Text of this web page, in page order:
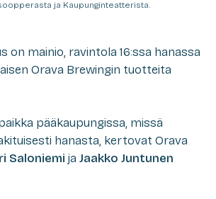
ja Kaupunginteatterista.
on mainio, ravintola 16:ssa hanassa
Orava Brewingin tuotteita
pääkaupungissa, missä
hanasta, kertovat Orava
Saloniemi ja Jaakko Juntunen